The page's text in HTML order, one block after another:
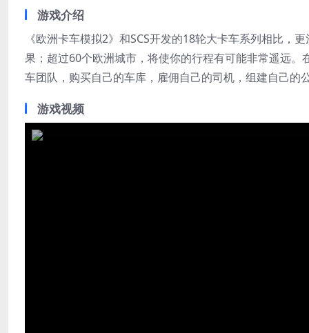
游戏介绍
《欧洲卡车模拟2》和SCS开发的18轮大卡车系列相比，
果；超过60个欧洲城市，将使你的行程有可能非常遥远
车团队，购买自己的车库，雇佣自己的司机，组建自己的
游戏视频